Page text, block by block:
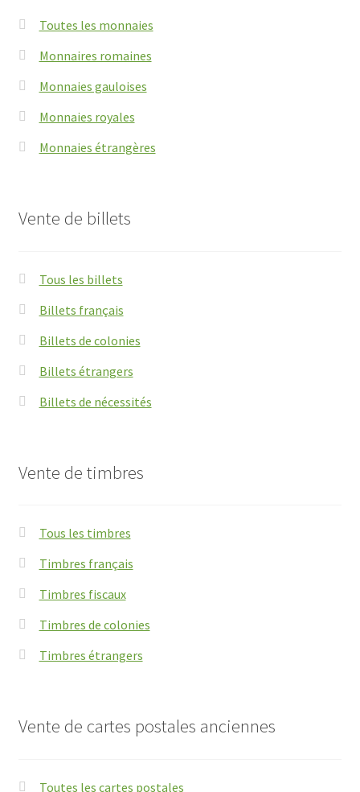
Toutes les monnaies
Monnaires romaines
Monnaies gauloises
Monnaies royales
Monnaies étrangères
Vente de billets
Tous les billets
Billets français
Billets de colonies
Billets étrangers
Billets de nécessités
Vente de timbres
Tous les timbres
Timbres français
Timbres fiscaux
Timbres de colonies
Timbres étrangers
Vente de cartes postales anciennes
Toutes les cartes postales